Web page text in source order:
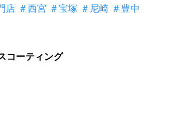
店 ＃西宮 ＃宝塚 ＃尼崎 ＃豊中